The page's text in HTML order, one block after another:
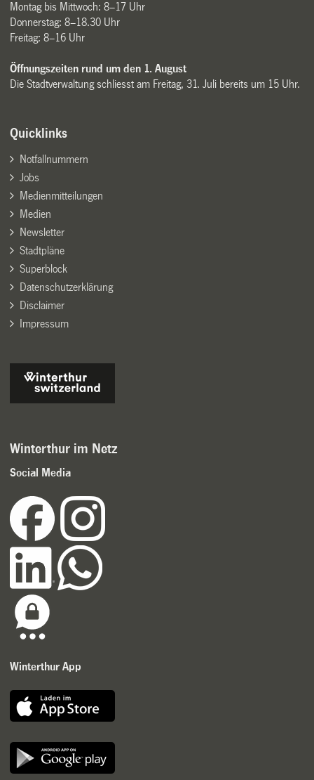
Montag bis Mittwoch: 8–17 Uhr
Donnerstag: 8–18.30 Uhr
Freitag: 8–16 Uhr
Öffnungszeiten rund um den 1. August
Die Stadtverwaltung schliesst am Freitag, 31. Juli bereits um 15 Uhr.
Quicklinks
Notfallnummern
Jobs
Medienmitteilungen
Medien
Newsletter
Stadtpläne
Superblock
Datenschutzerklärung
Disclaimer
Impressum
Winterthur im Netz
Social Media
Winterthur App